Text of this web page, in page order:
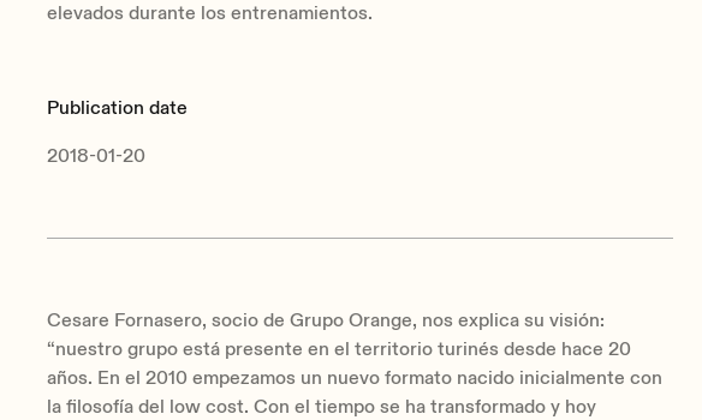
elevados durante los entrenamientos.
Publication date
2018-01-20
Cesare Fornasero, socio de Grupo Orange, nos explica su visión:
“nuestro grupo está presente en el territorio turinés desde hace 20
años. En el 2010 empezamos un nuevo formato nacido inicialmente con
la filosofía del low cost. Con el tiempo se ha transformado y hoy